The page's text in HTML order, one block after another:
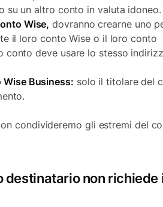
su un altro conto in valuta idoneo.
Wise, dovranno crearne uno
il loro conto Wise o il loro conto
conto deve usare lo stesso
Business: solo il titolare del
condivideremo gli estremi del
destinatario non richiede